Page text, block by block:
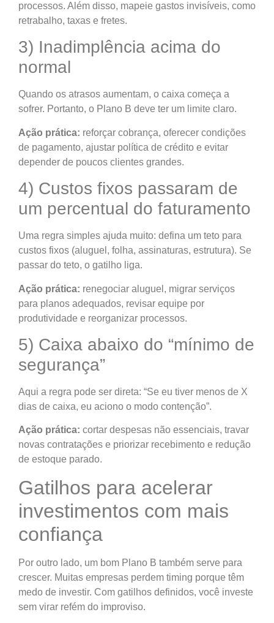
processos. Além disso, mapeie gastos invisíveis, como
retrabalho, taxas e fretes.
3) Inadimplência acima do
normal
Quando os atrasos aumentam, o caixa começa a
sofrer. Portanto, o Plano B deve ter um limite claro.
Ação prática: reforçar cobrança, oferecer condições
de pagamento, ajustar política de crédito e evitar
depender de poucos clientes grandes.
4) Custos fixos passaram de
um percentual do faturamento
Uma regra simples ajuda muito: defina um teto para
custos fixos (aluguel, folha, assinaturas, estrutura). Se
passar do teto, o gatilho liga.
Ação prática: renegociar aluguel, migrar serviços
para planos adequados, revisar equipe por
produtividade e reorganizar processos.
5) Caixa abaixo do “mínimo de
segurança”
Aqui a regra pode ser direta: “Se eu tiver menos de X
dias de caixa, eu aciono o modo contenção”.
Ação prática: cortar despesas não essenciais, travar
novas contratações e priorizar recebimento e redução
de estoque parado.
Gatilhos para acelerar
investimentos com mais
confiança
Por outro lado, um bom Plano B também serve para
crescer. Muitas empresas perdem timing porque têm
medo de investir. Com gatilhos definidos, você investe
sem virar refém do improviso.